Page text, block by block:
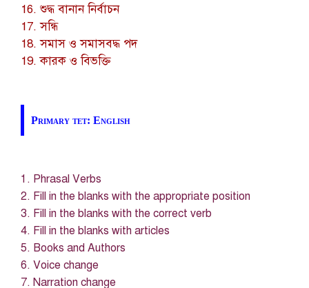
16. শুদ্ধ বানান নির্বাচন
17. সন্ধি
18. সমাস ও সমাসবদ্ধ পদ
19. কারক ও বিভক্তি
Primary tet: English
1. Phrasal Verbs
2. Fill in the blanks with the appropriate position
3. Fill in the blanks with the correct verb
4. Fill in the blanks with articles
5. Books and Authors
6. Voice change
7. Narration change